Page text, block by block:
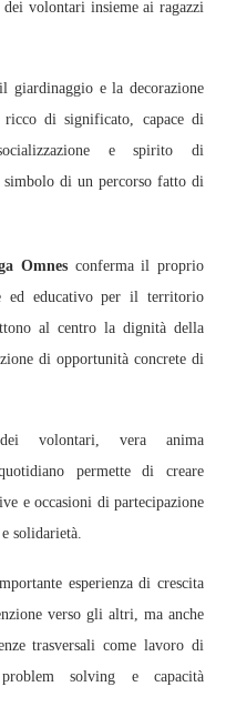
volontari insieme ai ragazzi
giardinaggio e la decorazione
di significato, capace di
e spirito di
di un percorso fatto di
Omnesconferma il proprio
ed educativo per il territorio
al centro la dignità della
di opportunità concrete di
volontari, vera anima
permette di creare
e occasioni di partecipazione
solidarietà.
esperienza di crescita
verso gli altri, ma anche
trasversali come lavoro di
problem solving e capacità